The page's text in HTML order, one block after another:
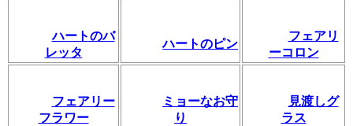
ハートのバ
レッタ
ハートのピン
フェアリ
ーコロン
フェアリー
フラワー
ミョーなお守
り
見渡しグ
ラス